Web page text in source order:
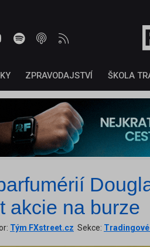
ZPRAVODAJSTVÍ ŠKOLA
akcie na burze
Tým FXstreet.cz Sekce: Tradingové